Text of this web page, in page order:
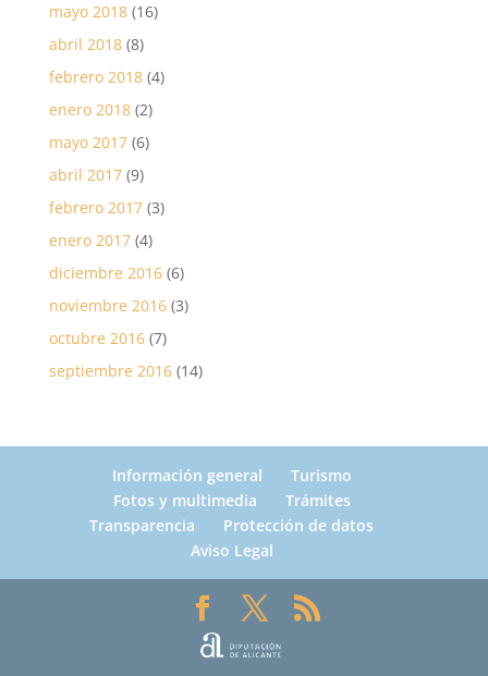
mayo 2018(16)
abril 2018(8)
febrero 2018(4)
enero 2018(2)
mayo 2017(6)
abril 2017(9)
febrero 2017(3)
enero 2017(4)
diciembre 2016(6)
noviembre 2016(3)
octubre 2016(7)
septiembre 2016(14)
Información general
Turismo
Fotos y multimedia
Trámites
Transparencia
Protección de datos
Aviso Legal